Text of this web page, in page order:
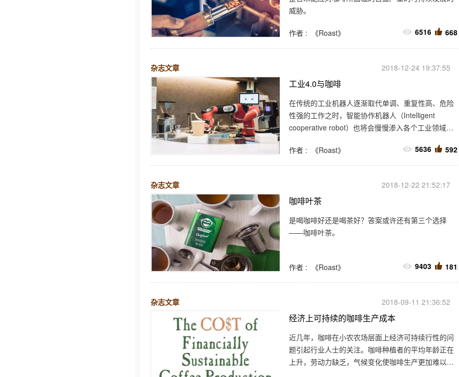
威胁。
作者 : 《Roast》 6516 668
杂志文章 2018-12-24 19:37:55
工业4.0与咖啡
在传统的工业机器人逐渐取代单调、重复性高、危险
性强的工作之时，智能协作机器人（Intelligent
cooperative robot）也将会慢慢渗入各个工业领域，
作者 : 《Roast》
5636 592
杂志文章 2018-12-22 21:52:17
咖啡叶茶
是喝咖啡好还是喝茶好？答案或许还有第三个选择
——咖啡叶茶。
作者 : 《Roast》 9403
杂志文章 2018-09-11 21:36:52
经济上可持续的咖啡生产成本
近几年，咖啡在小农农场层面上经济可持续行性的问
题引起行业人士的关注。咖啡种植者的平均年龄正在
上升，劳动力缺乏，气候变化使咖啡生产更加难以管